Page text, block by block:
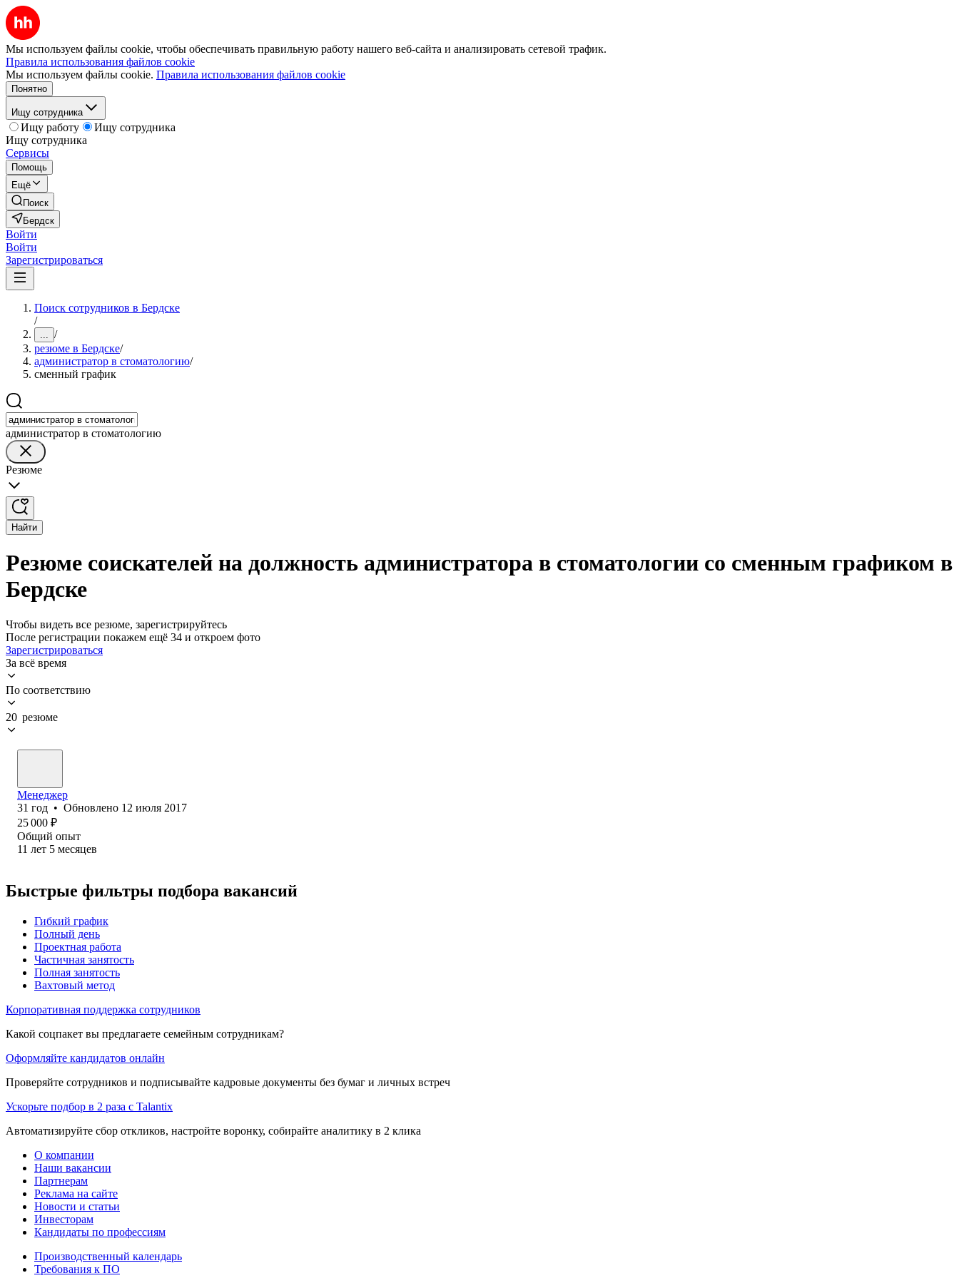
Мы используем файлы cookie, чтобы обеспечивать правильную работу нашего веб-сайта и анализировать сетевой трафик.
Правила использования файлов cookie
Мы используем файлы cookie. Правила использования файлов cookie
Понятно
Ищу сотрудника
Ищу работу
Ищу сотрудника
Ищу сотрудника
Сервисы
Помощь
Ещё
Поиск
Бердск
Войти
Войти
Зарегистрироваться
Поиск сотрудников в Бердске
/
... /
резюме в Бердске/
администратор в стоматологию/
сменный график
администратор в стоматологию
Резюме
Найти
Резюме соискателей на должность администратора в стоматологии со сменным графиком в
Бердске
Чтобы видеть все резюме, зарегистрируйтесь
После регистрации покажем ещё 34 и откроем фото
Зарегистрироваться
За всё время
По соответствию
20 резюме
Менеджер
31 год • Обновлено 12 июля 2017
25 000 ₽
Общий опыт
11 лет 5 месяцев
Быстрые фильтры подбора вакансий
Гибкий график
Полный день
Проектная работа
Частичная занятость
Полная занятость
Вахтовый метод
Корпоративная поддержка сотрудников
Какой соцпакет вы предлагаете семейным сотрудникам?
Оформляйте кандидатов онлайн
Проверяйте сотрудников и подписывайте кадровые документы без бумаг и личных встреч
Ускорьте подбор в 2 раза с Talantix
Автоматизируйте сбор откликов, настройте воронку, собирайте аналитику в 2 клика
О компании
Наши вакансии
Партнерам
Реклама на сайте
Новости и статьи
Инвесторам
Кандидаты по профессиям
Производственный календарь
Требования к ПО